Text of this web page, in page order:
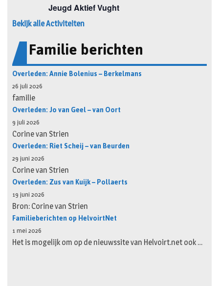
Bekijk alle Activiteiten
Familie berichten
Overleden: Annie Bolenius – Berkelmans
26 juli 2026
familie
Overleden: Jo van Geel – van Oort
9 juli 2026
Corine van Strien
Overleden: Riet Scheij – van Beurden
29 juni 2026
Corine van Strien
Overleden: Zus van Kuijk – Pollaerts
19 juni 2026
Bron: Corine van Strien
Familieberichten op HelvoirtNet
1 mei 2026
Het is mogelijk om op de nieuwssite van Helvoirt.net ook …